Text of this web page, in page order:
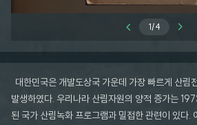
1/4
대한민국은 개발도상국 가운데 가장 빠르게 산
발생하였다. 우리나라 산림자원의 양적 증가는
된 국가 산림녹화 프로그램과 밀접한 관련이 있다.